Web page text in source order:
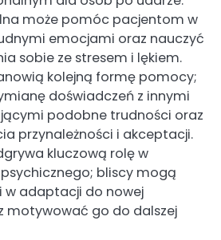
może pomóc pacjentom w
emocjami oraz nauczyć
sobie ze stresem i lękiem.
kolejną formę pomocy;
doświadczeń z innymi
podobne trudności oraz
przynależności i akceptacji.
kluczową rolę w
bliscy mogą
adaptacji do nowej
motywować go do dalszej